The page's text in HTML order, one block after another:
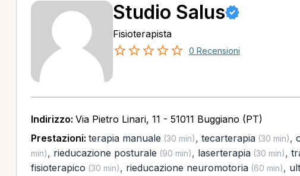
Studio Salus
Fisioterapista
0 Recensioni
Indirizzo: Via Pietro Linari, 11 - 51011 Buggiano (PT)
Prestazioni: terapia manuale (30 min), tecarterapia(30 min),
min), rieducazione posturale (90 min), laserterapia(30 min),
fisioterapico (30 min), rieducazione neuromotoria(60 min),